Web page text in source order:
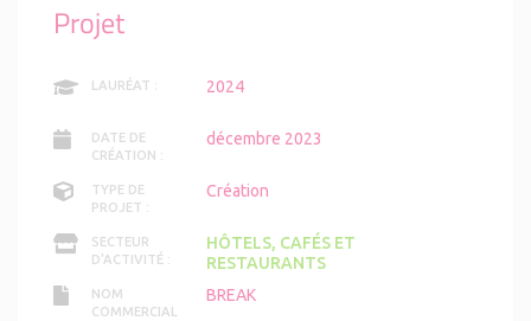
Projet
LAURÉAT : 2024
DATE DE
CRÉATION :
décembre 2023
TYPE DE
PROJET :
Création
SECTEUR
D'ACTIVITÉ :
HÔTELS, CAFÉS ET
RESTAURANTS
NOM
COMMERCIAL
BREAK